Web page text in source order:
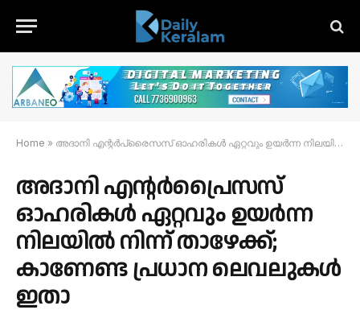
Home » അദാനി എന്റർപ്രൈസസ് ഓഹരികൾ ഏറ്റവും ഉയർന്ന നിലയിൽ നിന്ന് താഴേക്ക്; കാണേണ്ട പ്രധാന ലെവലുകൾ ഇതാ
അദാനി എന്റർപ്രൈസസ്
ഓഹരികൾ ഏറ്റവും ഉയർന്ന
നിലയിൽ നിന്ന് താഴേക്ക്;
കാണേണ്ട പ്രധാന ലെവലുകൾ
ഇതാ